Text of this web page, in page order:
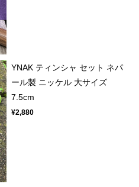
YNAK ティンシャ セット ネパ
ール製 ニッケル 大サイズ
7.5cm
¥2,880